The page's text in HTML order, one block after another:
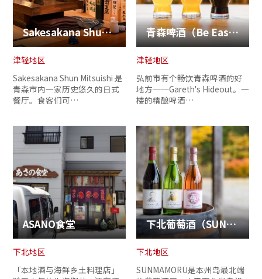
Sakesakana Shun Mitsuishi 餐厅
津轻地区
Sakesakana Shun Mitsuishi 是
青森市内一家历史悠久的日式
餐厅。食客们可…
青森啤酒（Be Easy Brewing／Gareth's Hideout）
津轻地区
弘前市有个畅饮青森啤酒的好
地方──Gareth's Hideout。一
楼的精酿啤酒…
ASANO食堂
下北地区
「本地酒与海鲜乡土料理店」
下北葡萄酒（SUNMAMORU葡萄酒厂）
下北地区
SUNMAMORU是本州岛最北端